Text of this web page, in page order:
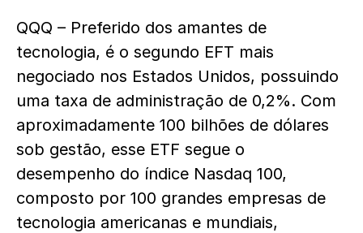
QQQ – Preferido dos amantes de
tecnologia, é o segundo EFT mais
negociado nos Estados Unidos, possuindo
uma taxa de administração de 0,2%. Com
aproximadamente 100 bilhões de dólares
sob gestão, esse ETF segue o
desempenho do índice Nasdaq 100,
composto por 100 grandes empresas de
tecnologia americanas e mundiais,